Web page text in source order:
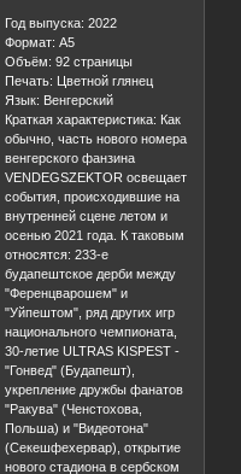
Год выпуска: 2022
Формат: А5
Объём: 92 страницы
Печать: Цветной глянец
Язык: Венгерский
Краткая характеристика: Как
обычно, часть нового номера
венгерского фанзина
VENDEGSZEKTOR освещает
события, происходившие на
внутренней сцене летом и
осенью 2021 года. К таковым
относятся: 233-е
будапештское дерби между
"Ференцварошем" и
"Уйпештом", ряд других игр
национального чемпионата,
30-летие ULTRAS KISPEST -
"Гонвед" (Будапешт),
укрепление дружбы фанатов
"Ракува" (Ченстохова,
Польша) и "Видеотона"
(Секешфехервар), открытие
нового стадиона в сербском